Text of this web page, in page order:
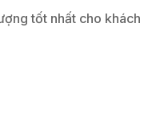
tốt nhất cho khách